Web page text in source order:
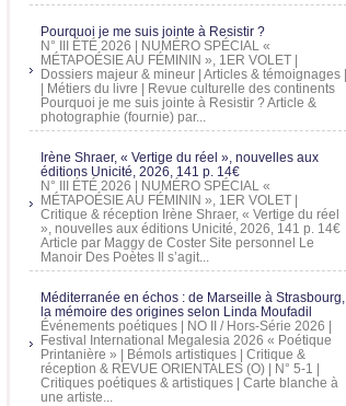
Pourquoi je me suis jointe à Resistir ?
N° III ÉTÉ 2026 | NUMÉRO SPÉCIAL «
MÉTAPOÉSIE AU FÉMININ », 1ER VOLET |
Dossiers majeur & mineur | Articles & témoignages |
| Métiers du livre | Revue culturelle des continents
Pourquoi je me suis jointe à Resistir ? Article &
photographie (fournie) par...
Irène Shraer, « Vertige du réel », nouvelles aux
éditions Unicité, 2026, 141 p. 14€
N° III ÉTÉ 2026 | NUMÉRO SPÉCIAL «
MÉTAPOÉSIE AU FÉMININ », 1ER VOLET |
Critique & réception Irène Shraer, « Vertige du réel
», nouvelles aux éditions Unicité, 2026, 141 p. 14€
Article par Maggy de Coster Site personnel Le
Manoir Des Poètes Il s’agit...
Méditerranée en échos : de Marseille à Strasbourg,
la mémoire des origines selon Linda Moufadil
Événements poétiques | NO II / Hors-Série 2026 |
Festival International Megalesia 2026 « Poétique
Printanière » | Bémols artistiques | Critique &
réception & REVUE ORIENTALES (O) | N° 5-1 |
Critiques poétiques & artistiques | Carte blanche à
une artiste...